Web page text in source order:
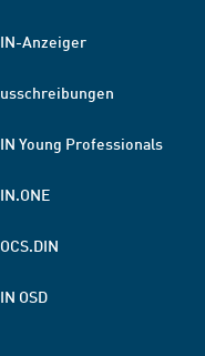
Anzeiger
Young Professionals
OSD